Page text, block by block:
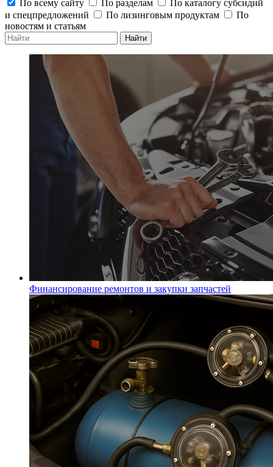
По всему сайту
По разделам
По каталогу субсидий
и спецпредложений
По лизинговым продуктам
По
новостям и статьям
Найти
Финансирование ремонтов и закупки запчастей